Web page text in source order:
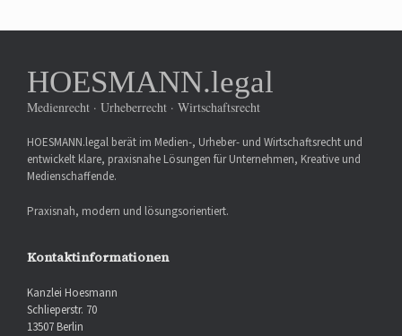
HOESMANN.legal
Medienrecht · Urheberrecht · Wirtschaftsrecht
HOESMANN.legal berät im Medien-, Urheber- und Wirtschaftsrecht und
entwickelt klare, praxisnahe Lösungen für Unternehmen, Kreative und
Medienschaffende.
Praxisnah, modern und lösungsorientiert.
Kontaktinformationen
Kanzlei Hoesmann
Schlieperstr. 70
13507 Berlin